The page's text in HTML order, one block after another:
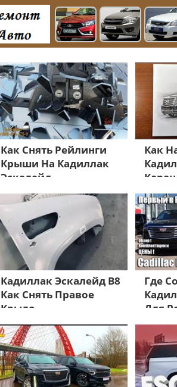
Как Снять Рейлинги
Крыши На Кадиллак
Эскалейд
Как
Кадиллак Эскалейд В8
Как Снять Правое
Крыло
Где
Для